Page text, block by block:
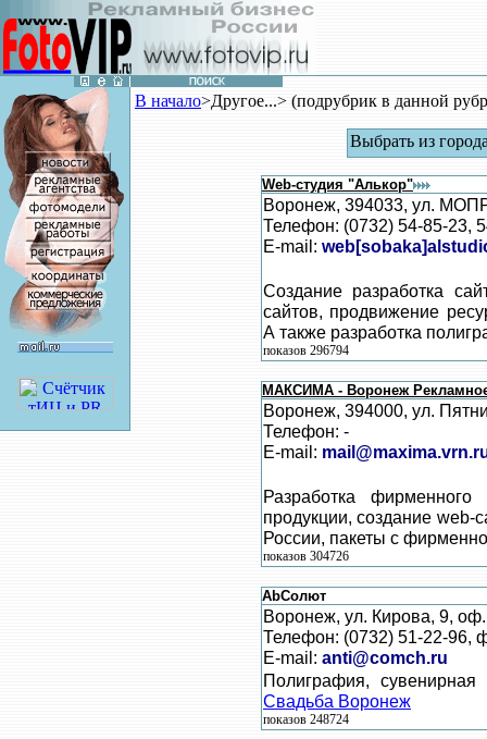
В начало>Другое...> (подрубрик в данной
Выбрать из
Web-студия "Алькор"
Воронеж, 394033, ул.
Телефон: (0732) 54-85-23,
E-mail:
Создание разработка
сайтов, продвижение
А также разработка
показов 296794
МАКСИМА - Воронеж Рекламное
Воронеж, 394000, ул.
Телефон: -
E-mail:
Разработка
продукции, создание
России, пакеты с
показов 304726
AbСолют
Воронеж, ул. Кирова, 9,
Телефон: (0732) 51-22-96,
E-mail: anti@comch.ru
Полиграфия,
Свадьба Воронеж
показов 248724